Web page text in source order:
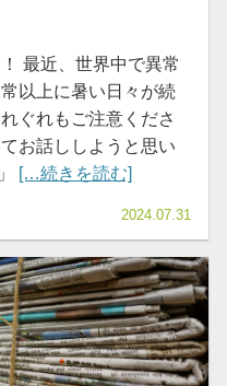
最近、世界中で異常
以上に暑い日々が続
ぐれもご注意くださ
お話ししようと思い
[…続きを読む]
2024.07.31